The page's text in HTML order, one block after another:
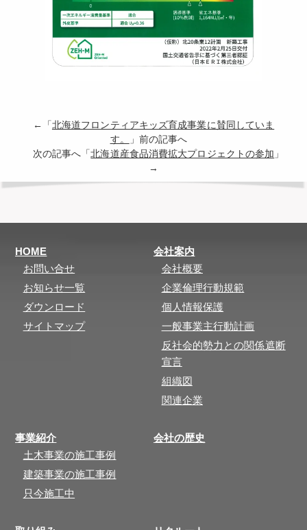
←「北海道フロンティアキッズ育成事業に賛同していま
す。
」前の記事へ
次の記事へ「北海道産食品消費拡大プロジェクトの参加 」
→
HOME
お問い合せ
お知らせ一覧
ダウンロード
サイトマップ
会社案内
会社概要
企業倫理行動規範
個人情報保護
一般事業主行動計画
反社会的勢力との関係遮断
宣言
組織図
関連企業
事業紹介
土木事業の施工事例
建築事業の施工事例
只今施工中
会社の歴史